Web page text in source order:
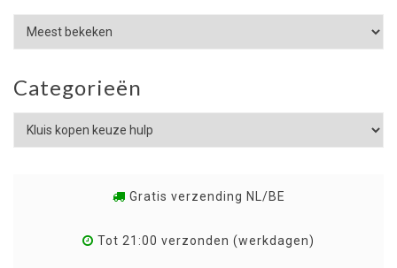
Categorieën
Gratis verzending NL/BE
Tot 21:00 verzonden (werkdagen)